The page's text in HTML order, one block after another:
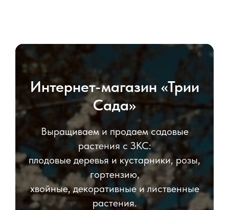
Интернет-магазин «Трии
Сада»
Выращиваем и продаем садовые
растения с ЗКС:
плодовые деревья и кустарники, розы,
гортензию,
хвойные, декоративные и лиственные
растения.